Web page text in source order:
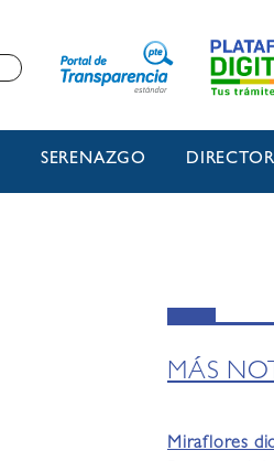
SERENAZGO
MÁS
Miraflores